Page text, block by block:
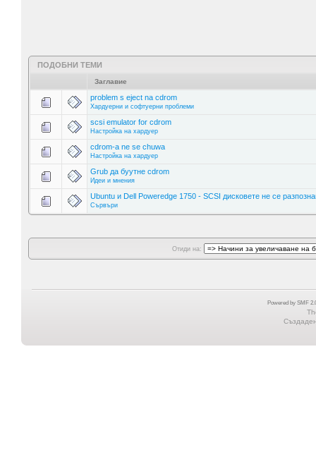
ПОДОБНИ ТЕМИ
Заглавие
problem s eject na cdrom
Хардуерни и софтуерни проблеми
scsi emulator for cdrom
Настройка на хардуер
cdrom-a ne se chuwa
Настройка на хардуер
Grub да буутне cdrom
Идеи и мнения
Ubuntu и Dell Poweredge 1750 - SCSI дисковете не се
Сървъри
Отиди на:
Powered by SMF